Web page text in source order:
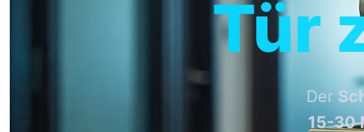
Tür
Der
15-30